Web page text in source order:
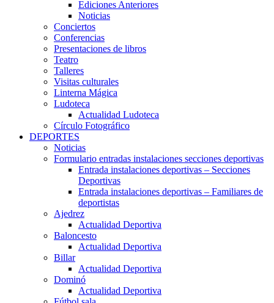
Ediciones Anteriores
Noticias
Conciertos
Conferencias
Presentaciones de libros
Teatro
Talleres
Visitas culturales
Linterna Mágica
Ludoteca
Actualidad Ludoteca
Círculo Fotográfico
DEPORTES
Noticias
Formulario entradas instalaciones secciones deportivas
Entrada instalaciones deportivas – Secciones
Deportivas
Entrada instalaciones deportivas – Familiares de
deportistas
Ajedrez
Actualidad Deportiva
Baloncesto
Actualidad Deportiva
Billar
Actualidad Deportiva
Dominó
Actualidad Deportiva